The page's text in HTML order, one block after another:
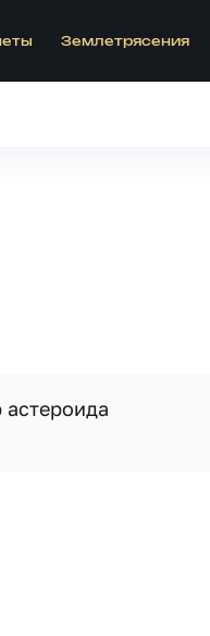
Землетрясения